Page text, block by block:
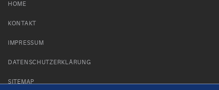
HOME
KONTAKT
IMPRESSUM
DATENSCHUTZERKLÄRUNG
SITEMAP